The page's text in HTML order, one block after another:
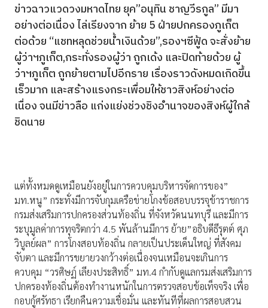
ข่าวฉาวแวดวงมหาดไทย ยุค”อนุทิน ชาญวีรกูล” มีมา
อย่างต่อเนื่อง ไล่เรียงจาก ย้าย 5 ฝ่ายปกครองภูเก็ต
ต่อด้วย “แชทหลุดช่วยน้ำเงินด้วย”,รองฯซีฟู้ด จะสั่งย้าย
ผู้ว่าฯภูเก็ต,กระทั่งรองผู้ว่า ถูกเด้ง และปิดท้ายด้วย ผู้
ว่าฯภูเก็ต ถูกย้ายตามไปอีกราย เรื่องราวดังหมดเกิดขึ้น
เร็วมาก และสร้างแรงกระเพื่อมให้ชาวสิงห์อย่างต่อ
เนื่อง จนมีข่าวลือ แก่งแย่งช่วงชิงอำนาจของสิงห์ผู้ใกล้
ชิดนาย
แต่ทั้งหมดดูเหมือนยังอยู่ในการควบคุมบริหารจัดการของ”
มท.หนู” กระทั่งมีการจับกุมเครือข่ายโกงข้อสอบบรรจุข้าราชการ
กรมส่งเสริมการปกครองส่วนท้องถิ่น ที่จังหวัดนนทบุรี และมีการ
ระบุมูลค่าการทุจริตกว่า 4.5 พันล้านมีการ ย้าย”อธิบดีธีรุตต์ ศุภ
วิบูลย์ผล” การโกงสอบท้องถิ่น กลายเป็นประเด็นใหญ่ ที่สังคม
จับตา และมีการขยายวงกว้างต่อเนื่องจนเหมือนจะเกินการ
ควบคุม “วรศิษฏ์ เลียงประสิทธิ์” มท.4 กำกับดูแลกรมส่งเสริมการ
ปกครองท้องถิ่นต้องทำงานหนักในการตรวจสอบข้อเท็จจริง เพื่อ
กอบกู้ศรัทธา เรียกคืนความเชื่อมั่น และทันทีที่ผลการสอบสวน